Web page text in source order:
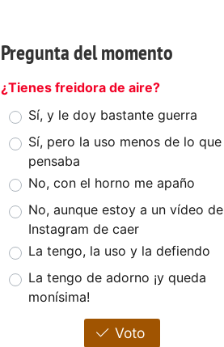
Pregunta del momento
¿Tienes freidora de aire?
Sí, y le doy bastante guerra
Sí, pero la uso menos de lo que
pensaba
No, con el horno me apaño
No, aunque estoy a un vídeo de
Instagram de caer
La tengo, la uso y la defiendo
La tengo de adorno ¡y queda
monísima!
Voto